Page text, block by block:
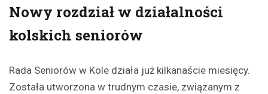
Nowy rozdział w działalności
kolskich seniorów
Rada Seniorów w Kole działa już kilkanaście miesięcy.
Została utworzona w trudnym czasie, związanym z